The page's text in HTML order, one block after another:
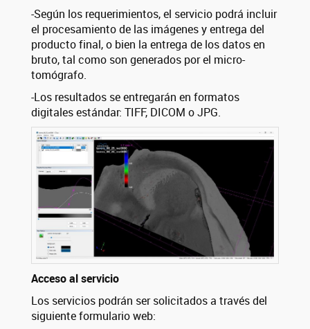
-Según los requerimientos, el servicio podrá incluir
el procesamiento de las imágenes y entrega del
producto final, o bien la entrega de los datos en
bruto, tal como son generados por el micro-
tomógrafo.
-Los resultados se entregarán en formatos
digitales estándar: TIFF, DICOM o JPG.
Acceso al servicio
Los servicios podrán ser solicitados a través del
siguiente formulario web: